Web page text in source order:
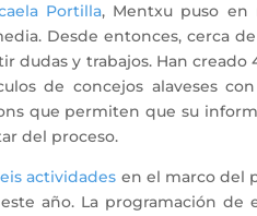
Portilla, Mentxu puso en
Desde entonces, cerca
y trabajos. Han
de concejos alaveses
que permiten que su
del proceso.
actividades en el marco del
año. La programación de